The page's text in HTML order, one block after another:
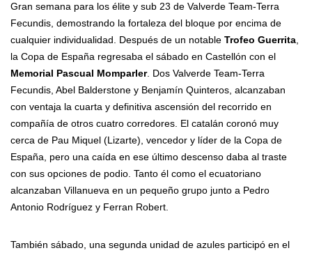
Gran semana para los élite y sub 23 de Valverde Team-Terra
Fecundis, demostrando la fortaleza del bloque por encima de
cualquier individualidad. Después de un notable Trofeo Guerrita,
la Copa de España regresaba el sábado en Castellón con el
Memorial Pascual Momparler. Dos Valverde Team-Terra
Fecundis, Abel Balderstone y Benjamín Quinteros, alcanzaban
con ventaja la cuarta y definitiva ascensión del recorrido en
compañía de otros cuatro corredores. El catalán coronó muy
cerca de Pau Miquel (Lizarte), vencedor y líder de la Copa de
España, pero una caída en ese último descenso daba al traste
con sus opciones de podio. Tanto él como el ecuatoriano
alcanzaban Villanueva en un pequeño grupo junto a Pedro
Antonio Rodríguez y Ferran Robert.
También sábado, una segunda unidad de azules participó en el